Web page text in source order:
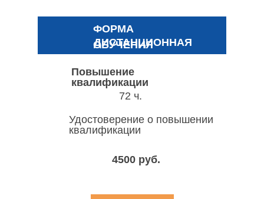
ФОРМА
ОБУЧЕНИЯ
ДИСТАНЦИОННАЯ
Повышение
квалификации
Удостоверение о повышении
квалификации
72 ч.
4500 руб.